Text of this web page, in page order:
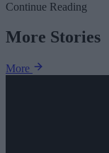
Continue Reading
More Stories
More